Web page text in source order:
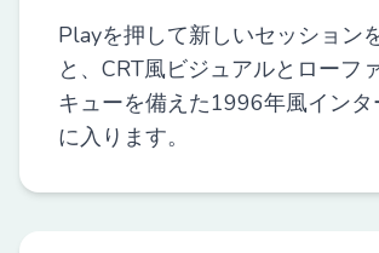
Playを押して新しいセッション
と、CRT風ビジュアルとローフ
キューを備えた1996年風インタ
に入ります。